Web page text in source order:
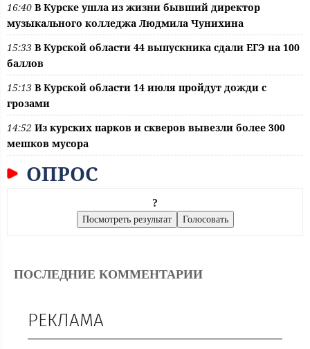
16:40 В Курске ушла из жизни бывший директор
музыкального колледжа Людмила Чунихина
15:33 В Курской области 44 выпускника сдали ЕГЭ на 100
баллов
15:13 В Курской области 14 июля пройдут дожди с
грозами
14:52 Из курских парков и скверов вывезли более 300
мешков мусора
ОПРОС
?
ПОСЛЕДНИЕ КОММЕНТАРИИ
РЕКЛАМА